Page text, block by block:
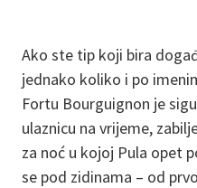
Ako ste tip koji bira
jednako koliko i po
Fortu Bourguignon je
ulaznicu na vrijeme,
za noć u kojoj Pula opet
se pod zidinama – od